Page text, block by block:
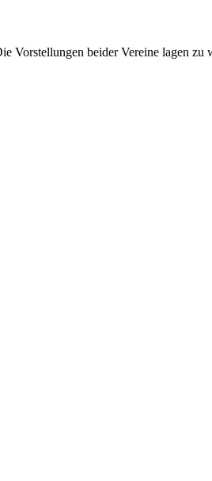
Vorstellungen beider Vereine lagen zu